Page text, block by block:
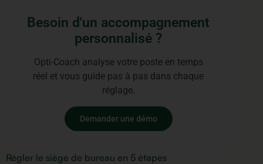
Besoin d'un accompagnement
personnalisé ?
Opti-Coach analyse votre poste en temps
réel et vous guide pas à pas dans chaque
réglage.
Demander une démo
Régler le siège de bureau en 5 étapes